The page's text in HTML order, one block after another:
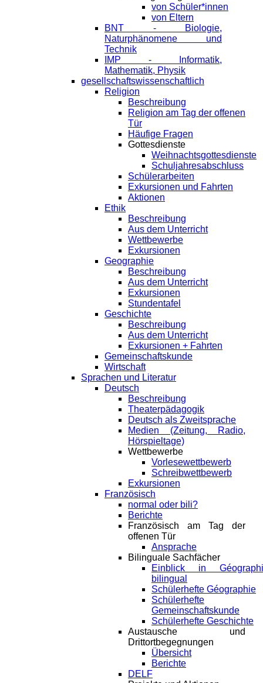
von Schüler*innen
von Eltern
BNT - Biologie,
Naturphänomene und
Technik
IMP - Informatik,
Mathematik, Physik
gesellschaftswissenschaftlich
Religion
Beschreibung
Religion am Tag der offenen
Tür
Häufige Fragen
Gottesdienste
Weihnachtsgottesdienste
Schuljahresabschluss
Schülerarbeiten
Exkursionen und Fahrten
Aktionen
Ethik
Beschreibung
Aus dem Unterricht
Wettbewerbe
Exkursionen
Geographie
Beschreibung
Aus dem Unterricht
Exkursionen
Stundentafel
Geschichte
Beschreibung
Aus dem Unterricht
Exkursionen + Fahrten
Gemeinschaftskunde
Wirtschaft
Sprachen und Literatur
Deutsch
Beschreibung
Theaterpädagogik
Deutsch als Zweitsprache
Medien (Zeitung, Radio,
Hörspieltage)
Wettbewerbe
Vorlesewettbewerb
Schreibwettbewerb
Exkursionen
Französisch
normal oder bili?
Berichte
Französisch am Tag der
offenen Tür
Ansprache
Bilinguale Sachfächer
Einblick in
bilingual
Schülerhefte Géographie
Schülerhefte
Gemeinschaftskunde
Schülerhefte Geschichte
Austausche und
Drittortbegegnungen
Übersicht
Berichte
DELF